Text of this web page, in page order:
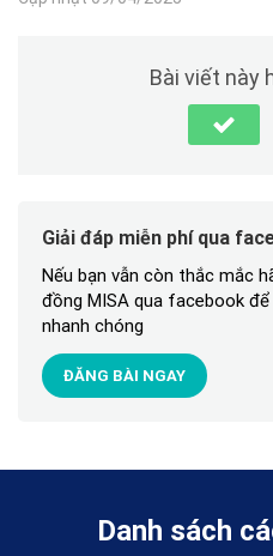
Bài viết này
Giải đáp miễn phí qua
Nếu bạn vẫn còn thắc mắc
đồng MISA qua facebook
nhanh chóng
ĐĂNG BÀI NGAY
Danh sách